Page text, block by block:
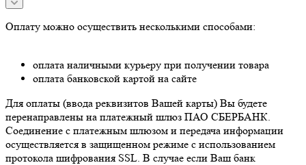
Оплату можно осуществить несколькими способами:
оплата наличными курьеру при получении товара
оплата банковской картой на сайте
Для оплаты (ввода реквизитов Вашей карты) Вы будете
перенаправлены на платежный шлюз ПАО СБЕРБАНК.
Соединение с платежным шлюзом и передача информации
осуществляется в защищенном режиме с использованием
протокола шифрования SSL. В случае если Ваш банк